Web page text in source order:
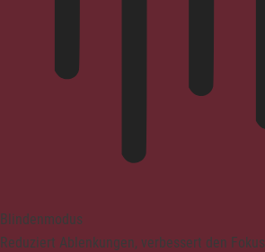
Blindenmodus
Reduziert Ablenkungen, verbessert den Fokus